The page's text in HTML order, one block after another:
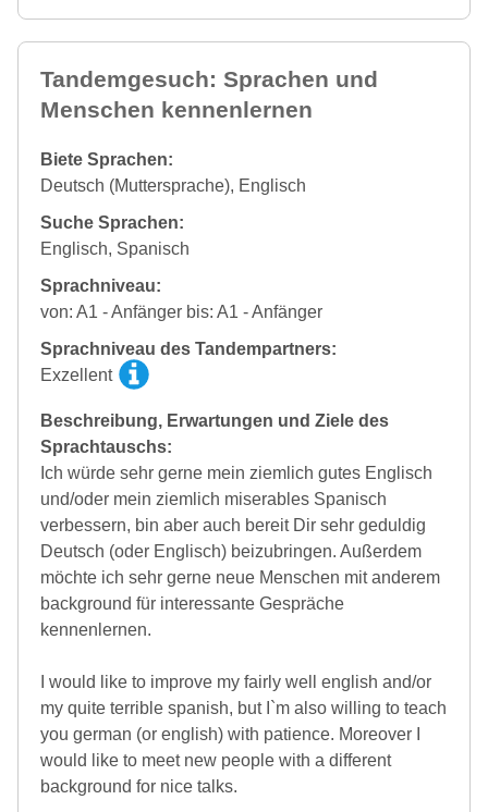
Tandemgesuch: Sprachen und
Menschen kennenlernen
Biete Sprachen:
Deutsch (Muttersprache), Englisch
Suche Sprachen:
Englisch, Spanisch
Sprachniveau:
von: A1 - Anfänger bis: A1 - Anfänger
Sprachniveau des Tandempartners:
Exzellent
Beschreibung, Erwartungen und Ziele des
Sprachtauschs:
Ich würde sehr gerne mein ziemlich gutes Englisch
und/oder mein ziemlich miserables Spanisch
verbessern, bin aber auch bereit Dir sehr geduldig
Deutsch (oder Englisch) beizubringen. Außerdem
möchte ich sehr gerne neue Menschen mit anderem
background für interessante Gespräche
kennenlernen.
I would like to improve my fairly well english and/or
my quite terrible spanish, but I`m also willing to teach
you german (or english) with patience. Moreover I
would like to meet new people with a different
background for nice talks.